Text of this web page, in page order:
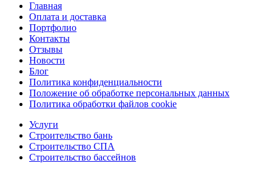
Главная
Оплата и доставка
Портфолио
Контакты
Отзывы
Новости
Блог
Политика конфиденциальности
Положение об обработке персональных данных
Политика обработки файлов cookie
Услуги
Строительство бань
Строительство СПА
Строительство бассейнов